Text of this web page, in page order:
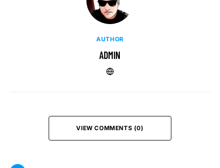
AUTHOR
ADMIN
VIEW COMMENTS (0)